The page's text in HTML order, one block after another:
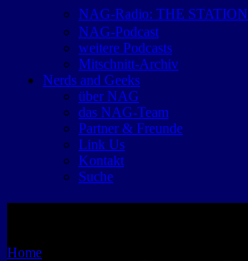
NAG-Radio: THE STATION
NAG-Podcast
weitere Podcasts
Mitschnitt-Archiv
Nerds and Geeks
über NAG
das NAG-Team
Partner & Freunde
Link Us
Kontakt
Suche
Home